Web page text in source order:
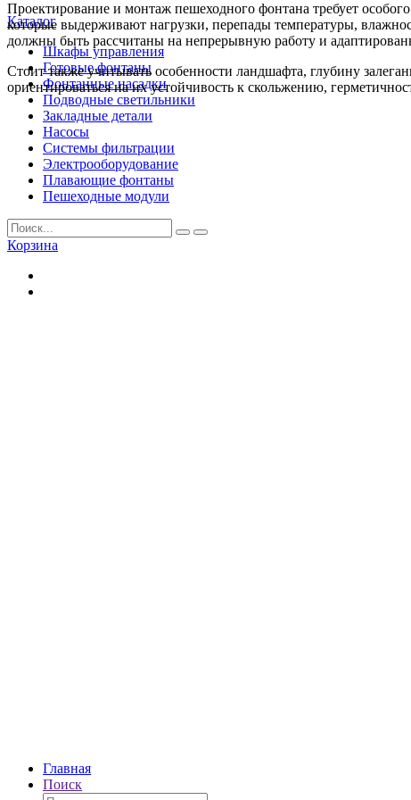
Каталог
Шкафы управления
Готовые фонтаны
Фонтанные насадки
Подводные светильники
Закладные детали
Насосы
Системы фильтрации
Электрооборудование
Плавающие фонтаны
Пешеходные модули
Корзина
Проектирование и монтаж пешеходного фонтана требует
которые выдерживают нагрузки, перепады температуры,
должны быть рассчитаны на непрерывную работу и
Стоит также учитывать особенности ландшафта, глубину
ориентироваться на их устойчивость к скольжению,
Главная
Поиск